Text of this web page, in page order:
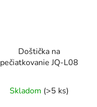
Doštička na
pečiatkovanie JQ-L08
Skladom (>5 ks)